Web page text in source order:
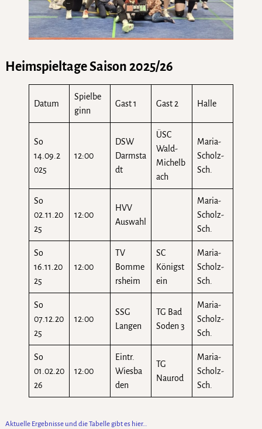
Heimspieltage Saison 2025/26
Datum
Spielbe
ginn
Gast 1 Gast 2 Halle
So
14.09.2
025
12:00
DSW
Darmsta
dt
ÜSC
Wald-
Michelb
ach
Maria-
Scholz-
Sch.
So
02.11.20
25
12:00
HVV
Auswahl
Maria-
Scholz-
Sch.
So
16.11.20
25
12:00
TV
Bomme
rsheim
SC
Königst
ein
Maria-
Scholz-
Sch.
So
07.12.20
25
12:00
SSG
Langen
TG Bad
Soden 3
Maria-
Scholz-
Sch.
So
01.02.20
26
12:00
Eintr.
Wiesba
den
TG
Naurod
Maria-
Scholz-
Sch.
Aktuelle Ergebnisse und die Tabelle gibt es hier…